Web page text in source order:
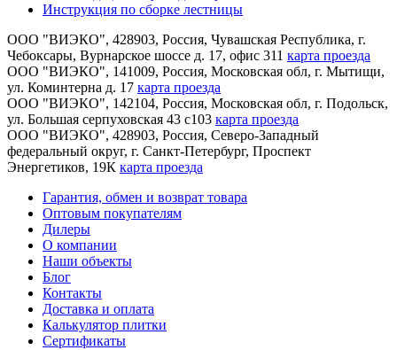
Инструкция по сборке лестницы
ООО "ВИЭКО", 428903, Россия, Чувашская Республика, г.
Чебоксары, Вурнарское шоссе д. 17, офис 311 карта проезда
ООО "ВИЭКО", 141009, Россия, Московская обл, г. Мытищи,
ул. Коминтерна д. 17 карта проезда
ООО "ВИЭКО", 142104, Россия, Московская обл, г. Подольск,
ул. Большая серпуховская 43 с103 карта проезда
ООО "ВИЭКО", 428903, Россия, Северо-Западный
федеральный округ, г. Санкт-Петербург, Проспект
Энергетиков, 19К карта проезда
Гарантия, обмен и возврат товара
Оптовым покупателям
Дилеры
О компании
Наши объекты
Блог
Контакты
Доставка и оплата
Калькулятор плитки
Сертификаты